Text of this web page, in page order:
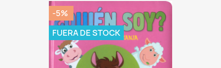
-5%
FUERA DE STOCK